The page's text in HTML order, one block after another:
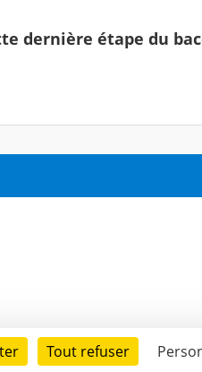
dernière étape du
Tout refuser